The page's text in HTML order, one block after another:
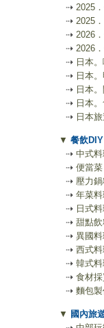
⇢ 2025
⇢ 2025
⇢ 2026
⇢ 2026
⇢ 日本
⇢ 日本
⇢ 日本
⇢ 日本
⇢ 日本
▼ 餐飲DIY
⇢ 中式料
⇢ 便當菜
⇢ 壓力
⇢ 年菜料
⇢ 日式
⇢ 甜點
⇢ 異國料
⇢ 西式料
⇢ 韓式料
⇢ 食材採
⇢ 麵包
▼ 國內旅